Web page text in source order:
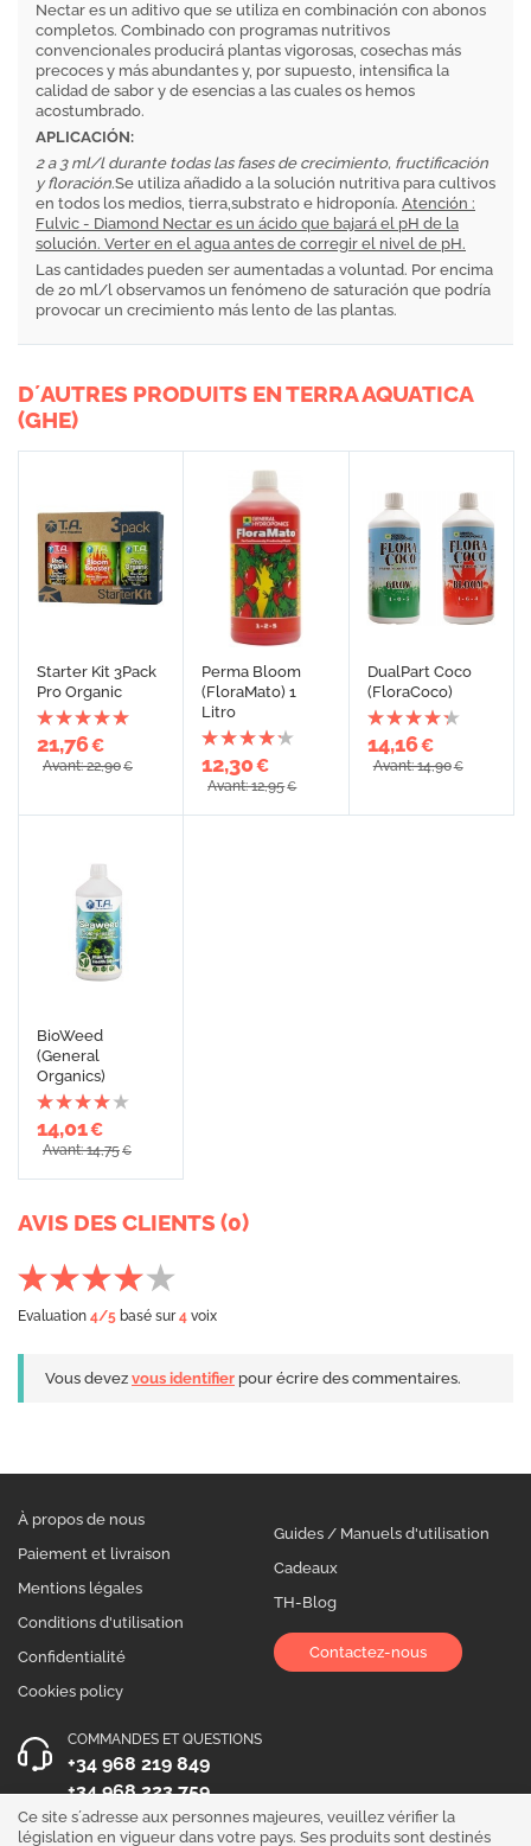
Nectar es un aditivo que se utiliza en combinación con abonos
completos. Combinado con programas nutritivos
convencionales producirá plantas vigorosas, cosechas más
precoces y más abundantes y, por supuesto, intensifica la
calidad de sabor y de esencias a las cuales os hemos
acostumbrado.
APLICACIÓN:
2 a 3 ml/l durante todas las fases de crecimiento, fructificación
y floración.Se utiliza añadido a la solución nutritiva para cultivos
en todos los medios, tierra,substrato e hidroponía. Atención :
Fulvic - Diamond Nectar es un ácido que bajará el pH de la
solución. Verter en el agua antes de corregir el nivel de pH.
Las cantidades pueden ser aumentadas a voluntad. Por encima
de 20 ml/l observamos un fenómeno de saturación que podría
provocar un crecimiento más lento de las plantas.
D´AUTRES PRODUITS EN TERRA AQUATICA
(GHE)
Starter Kit 3Pack
Pro Organic
21,76€
Avant: 22,90€
Perma Bloom
(FloraMato) 1
Litro
12,30€
Avant: 12,95€
DualPart Coco
(FloraCoco)
14,16€
Avant: 14,90€
BioWeed
(General
Organics)
14,01€
Avant: 14,75€
AVIS DES CLIENTS (0)
Evaluation 4/5 basé sur4 voix
Vous devez vous identifier pour écrire des commentaires.
À propos de nous
Paiement et livraison
Mentions légales
Conditions d'utilisation
Confidentialité
Cookies policy
Guides / Manuels d'utilisation
Cadeaux
TH-Blog
Contactez-nous
COMMANDES ET QUESTIONS
+34 968 219 849
+34 968 223 759
HEURES D´OUVERTURE
Ce site s´adresse aux personnes majeures, veuillez vérifier la
législation en vigueur dans votre pays. Ses produits sont destinés